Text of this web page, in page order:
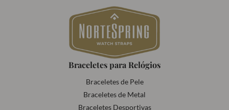
Braceletes para Relógios
Braceletes de Pele
Braceletes de Metal
Braceletes Desportivas